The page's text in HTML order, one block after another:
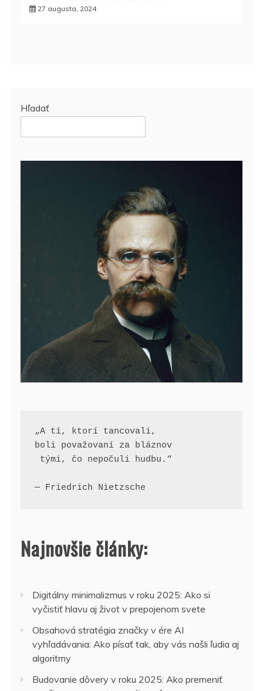
27 augusta, 2024
Hľadať
„A tí, ktorí tancovali,
boli považovaní za bláznov
tými, čo nepočuli hudbu.“
— Friedrich Nietzsche
Najnovšie články:
Digitálny minimalizmus v roku 2025: Ako si
vyčistiť hlavu aj život v prepojenom svete
Obsahová stratégia značky v ére AI
vyhľadávania: Ako písať tak, aby vás našli ľudia aj
algoritmy
Budovanie dôvery v roku 2025: Ako premeniť